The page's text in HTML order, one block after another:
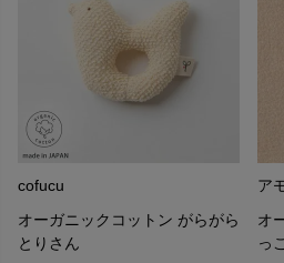
cofucu
オーガニックコットン がらがら
とりさん
ア
オ
っ